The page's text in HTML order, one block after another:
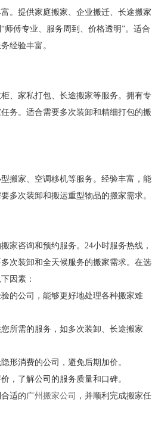
。提供家庭搬家、企业搬迁、长途搬家
师傅专业、服务周到、价格透明”。适合
经验丰富。
、家私打包、长途搬家等服务。拥有专
务。适合需要多次装卸和精细打包的搬
搬家、空调移机等服务。经验丰富，能
多次装卸和搬运重型物品的搬家需求。
家咨询和预约服务。24小时服务热线，
次装卸和全天候服务的搬家需求。在选
因素：
的公司，能够更好地处理各种搬家难
所需的服务，如多次装卸、长途搬家
形消费的公司，避免后期加价。
，了解公司的服务质量和口碑。
适的广州搬家公司
，并顺利完成搬家任